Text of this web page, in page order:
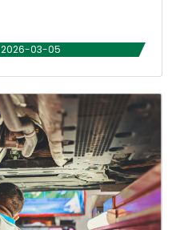
2026-03-05